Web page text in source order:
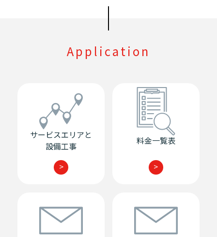
Application
サービスエリアと
設備工事
>
料金一覧表
>